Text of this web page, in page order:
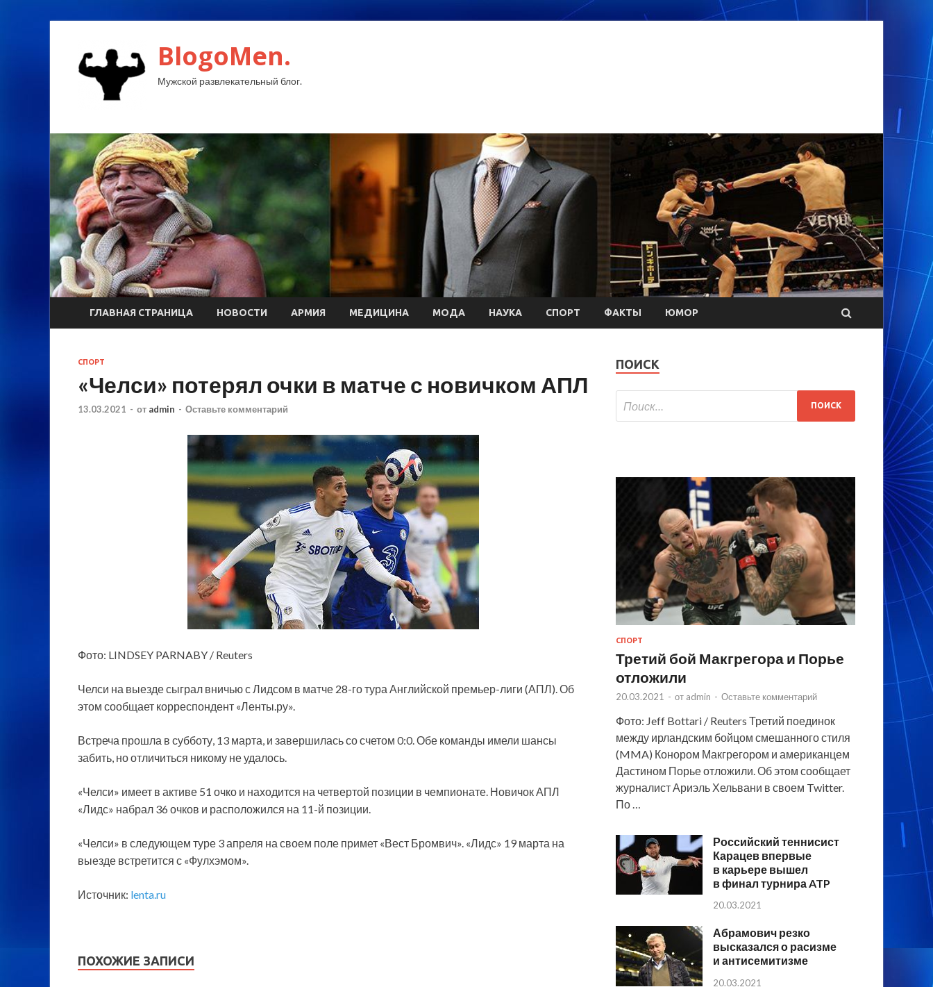
BlogoMen.
Мужской развлекательный блог.
ГЛАВНАЯ СТРАНИЦА НОВОСТИ АРМИЯ МЕДИЦИНА МОДА НАУКА СПОРТ ФАКТЫ ЮМОР
СПОРТ
«Челси» потерял очки в матче с новичком АПЛ
13.03.2021 - от admin - Оставьте комментарий
Фото: LINDSEY PARNABY / Reuters
Челси на выезде сыграл вничью с Лидсом в матче 28-го тура Английской премьер-лиги (АПЛ). Об
этом сообщает корреспондент «Ленты.ру».
Встреча прошла в субботу, 13 марта, и завершилась со счетом 0:0. Обе команды имели шансы
забить, но отличиться никому не удалось.
«Челси» имеет в активе 51 очко и находится на четвертой позиции в чемпионате. Новичок АПЛ
«Лидс» набрал 36 очков и расположился на 11-й позиции.
«Челси» в следующем туре 3 апреля на своем поле примет «Вест Бромвич». «Лидс» 19 марта на
выезде встретится с «Фулхэмом».
Источник: lenta.ru
ПОХОЖИЕ ЗАПИСИ
ПОИСК
СПОРТ
Третий бой Макгрегора и Порье
отложили
20.03.2021 - от admin - Оставьте комментарий
Фото: Jeff Bottari / Reuters Третий поединок
между ирландским бойцом смешанного стиля
(MMA) Конором Макгрегором и американцем
Дастином Порье отложили. Об этом сообщает
журналист Ариэль Хельвани в своем Twitter.
По …
Российский теннисист
Карацев впервые
в карьере вышел
в финал турнира ATP
20.03.2021
Абрамович резко
высказался о расизме
и антисемитизме
20.03.2021